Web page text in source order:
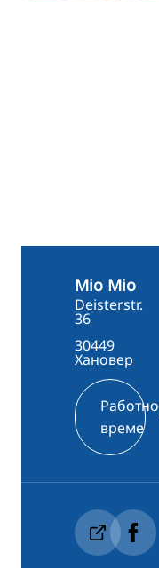
Mio Mio
Deisterstr.
36
30449
Хановер
Работно
време